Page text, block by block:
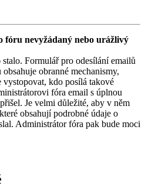
fóru nevyžádaný nebo urážlivý
stalo. Formulář pro odesílání emailů
obranné mechanismy,
vystopovat, kdo posílá takové
fóra email s úplnou
Je velmi důležité, aby v něm
obsahují podrobné údaje o
Administrátor fóra pak bude moci